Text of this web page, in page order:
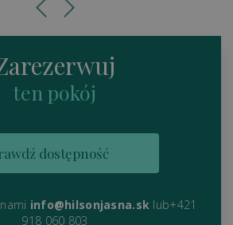
ten pokój
dostępność
info@hilsonjasna.sk lub+421
918 060 803